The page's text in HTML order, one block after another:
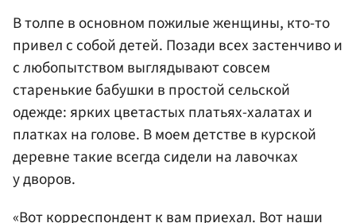
В толпе в основном пожилые женщины, кто-то
привел с собой детей. Позади всех застенчиво и
с любопытством выглядывают совсем
старенькие бабушки в простой сельской
одежде: ярких цветастых платьях-халатах и
платках на голове. В моем детстве в курской
деревне такие всегда сидели на лавочках
у дворов.
«Вот корреспондент к вам приехал. Вот наши